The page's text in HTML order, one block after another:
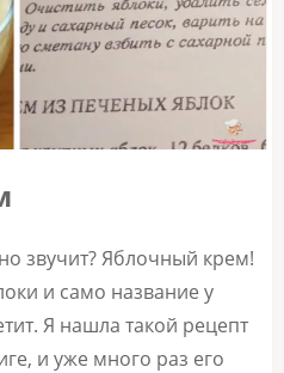
звучит? Яблочный крем!
и само название у
Я нашла такой рецепт
и уже много раз его